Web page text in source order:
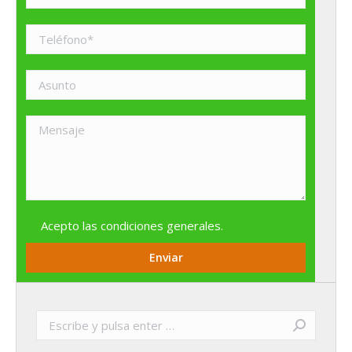
Acepto las condiciones generales.
Buscar: